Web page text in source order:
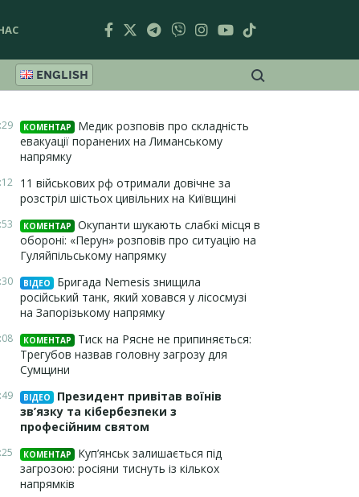
ENGLISH
КОМЕНТАР
Медик розповів про складність
евакуації поранених на Лиманському
напрямку
11 військових рф отримали довічне за
розстріл шістьох цивільних на Київщині
КОМЕНТАР
Окупанти шукають слабкі місця в
обороні: «Перун» розповів про ситуацію на
Гуляйпільському напрямку
ВІДЕО
Бригада Nemesis знищила
російський танк, який ховався у лісосмузі
на Запорізькому напрямку
КОМЕНТАР
Тиск на Рясне не припиняється:
Трегубов назвав головну загрозу для
Сумщини
ВІДЕО
Президент привітав воїнів
зв’язку та кібербезпеки з
професійним святом
КОМЕНТАР
Куп’янськ залишається під
загрозою: росіяни тиснуть із кількох
напрямків